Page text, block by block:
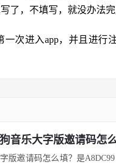
了，不填写，就没办法完
次进入app，并且进行
音乐大字版邀请码怎么
版邀请码怎么填？是